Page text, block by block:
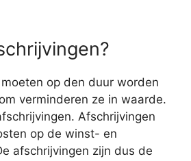
op den duur worden
verminderen ze in waarde.
Afschrijvingen
op de winst- en
afschrijvingen zijn dus de